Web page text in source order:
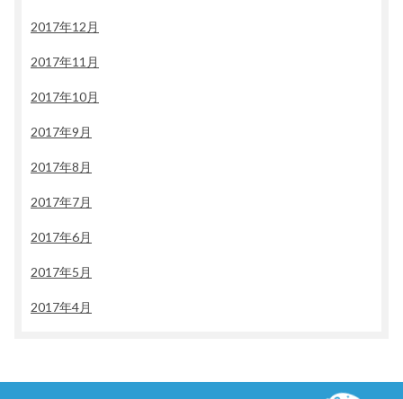
2017年12月
2017年11月
2017年10月
2017年9月
2017年8月
2017年7月
2017年6月
2017年5月
2017年4月